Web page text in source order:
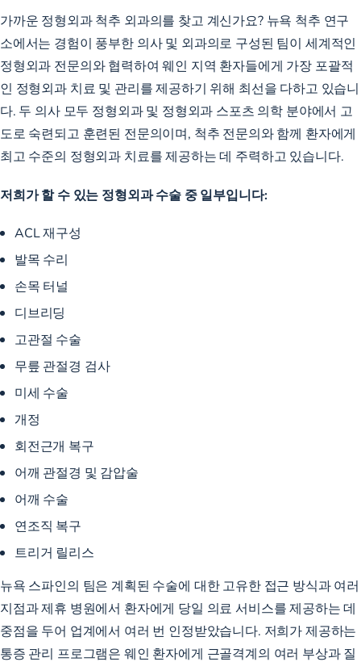
가까운 정형외과 척추 외과의를 찾고 계신가요? 뉴욕 척추 연구
소에서는 경험이 풍부한 의사 및 외과의로 구성된 팀이 세계적인
정형외과 전문의와 협력하여 웨인 지역 환자들에게 가장 포괄적
인 정형외과 치료 및 관리를 제공하기 위해 최선을 다하고 있습니
다. 두 의사 모두 정형외과 및 정형외과 스포츠 의학 분야에서 고
도로 숙련되고 훈련된 전문의이며, 척추 전문의와 함께 환자에게
최고 수준의 정형외과 치료를 제공하는 데 주력하고 있습니다.
저희가 할 수 있는 정형외과 수술 중 일부입니다:
ACL 재구성
발목 수리
손목 터널
디브리딩
고관절 수술
무릎 관절경 검사
미세 수술
개정
회전근개 복구
어깨 관절경 및 감압술
어깨 수술
연조직 복구
트리거 릴리스
뉴욕 스파인의 팀은 계획된 수술에 대한 고유한 접근 방식과 여러
지점과 제휴 병원에서 환자에게 당일 의료 서비스를 제공하는 데
중점을 두어 업계에서 여러 번 인정받았습니다. 저희가 제공하는
통증 관리 프로그램은 웨인 환자에게 근골격계의 여러 부상과 질